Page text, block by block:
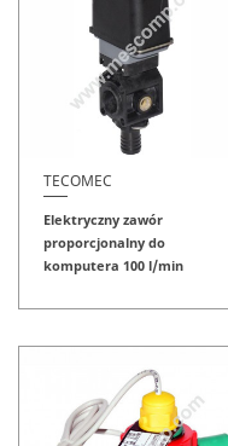
TECOMEC
Elektryczny zawór
proporcjonalny do
komputera 100 l/min